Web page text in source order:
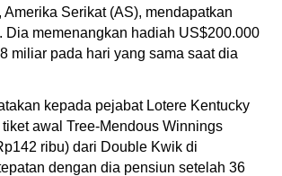
Amerika Serikat (AS), mendapatkan
. Dia memenangkan hadiah US$200.000
miliar pada hari yang sama saat dia
kepada pejabat Lotere Kentucky
awal Tree-Mendous Winnings
ribu) dari Double Kwik di
dengan dia pensiun setelah 36